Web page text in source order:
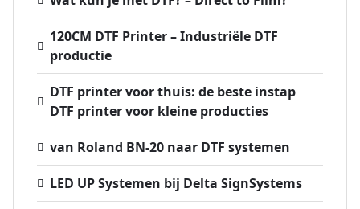
120CM DTF Printer – Industriële DTF
productie
DTF printer voor thuis: de beste instap
DTF printer voor kleine producties
van Roland BN-20 naar DTF systemen
LED UP Systemen bij Delta SignSystems